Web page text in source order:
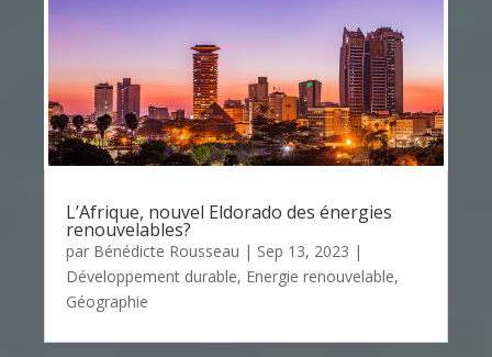
L’Afrique, nouvel Eldorado des énergies
renouvelables?
par Bénédicte Rousseau | Sep 13, 2023 |
Développement durable, Energie renouvelable,
Géographie